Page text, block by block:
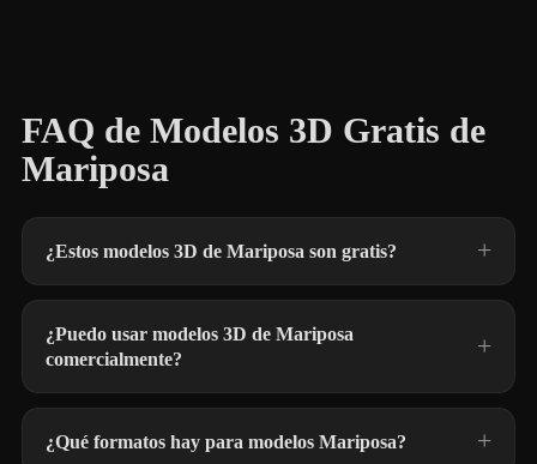
FAQ de Modelos 3D Gratis de
Mariposa
¿Estos modelos 3D de Mariposa son gratis?
¿Puedo usar modelos 3D de Mariposa
comercialmente?
¿Qué formatos hay para modelos Mariposa?